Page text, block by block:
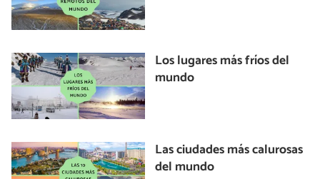
Los lugares más fríos del
mundo
Las ciudades más calurosas
del mundo